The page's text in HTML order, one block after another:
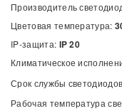
Производитель
Цветовая температура:
IP-защита: IP 20
Климатическое
Срок службы
Рабочая температура